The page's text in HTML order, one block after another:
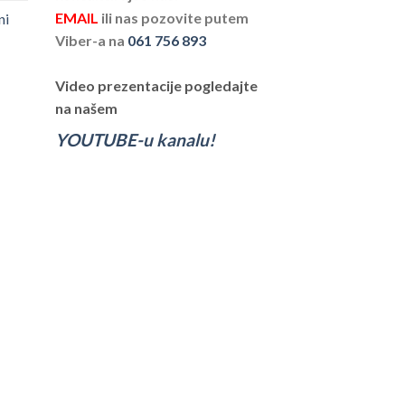
EMAIL ili nas pozovite putem
Viber-a na 061 756 893
Video prezentacije pogledajte
na našem
YOUTUBE-u kanalu!